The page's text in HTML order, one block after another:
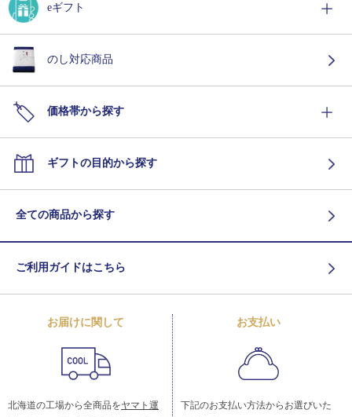
eギフト
のし対応商品
価格帯から探す
ギフトの目的から探す
全ての商品から探す
ご利用ガイドはこちら
お届けに関して
北海道の工場から全商品をヤマト運
お支払い
下記のお支払い方法からお選びいた